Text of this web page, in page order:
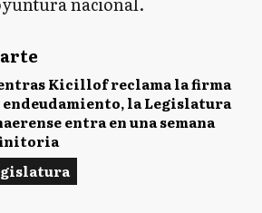
Kicillof reclama la firma
la Legislatura
entra en una semana